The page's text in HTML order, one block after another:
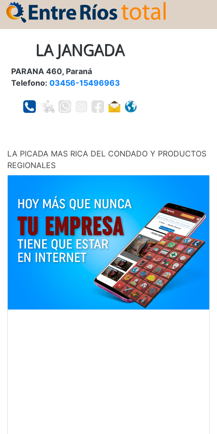
LA JANGADA
PARANA 460, Paraná
Telefono: 03456-15496963
LA PICADA MAS RICA DEL CONDADO Y PRODUCTOS
REGIONALES